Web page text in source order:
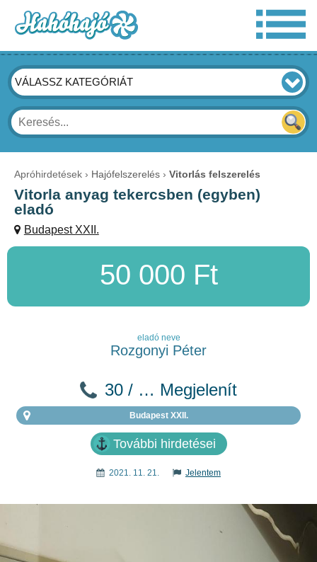
VÁLASSZ KATEGÓRIÁT
Apróhirdetések Hajófelszerelés Vitorlás felszerelés
Vitorla anyag tekercsben (egyben)
eladó
Budapest XXII.
50 000 Ft
eladó neve
Rozgonyi Péter
30 / … Megjelenít
Budapest XXII.
További hirdetései
2021. 11. 21. Jelentem